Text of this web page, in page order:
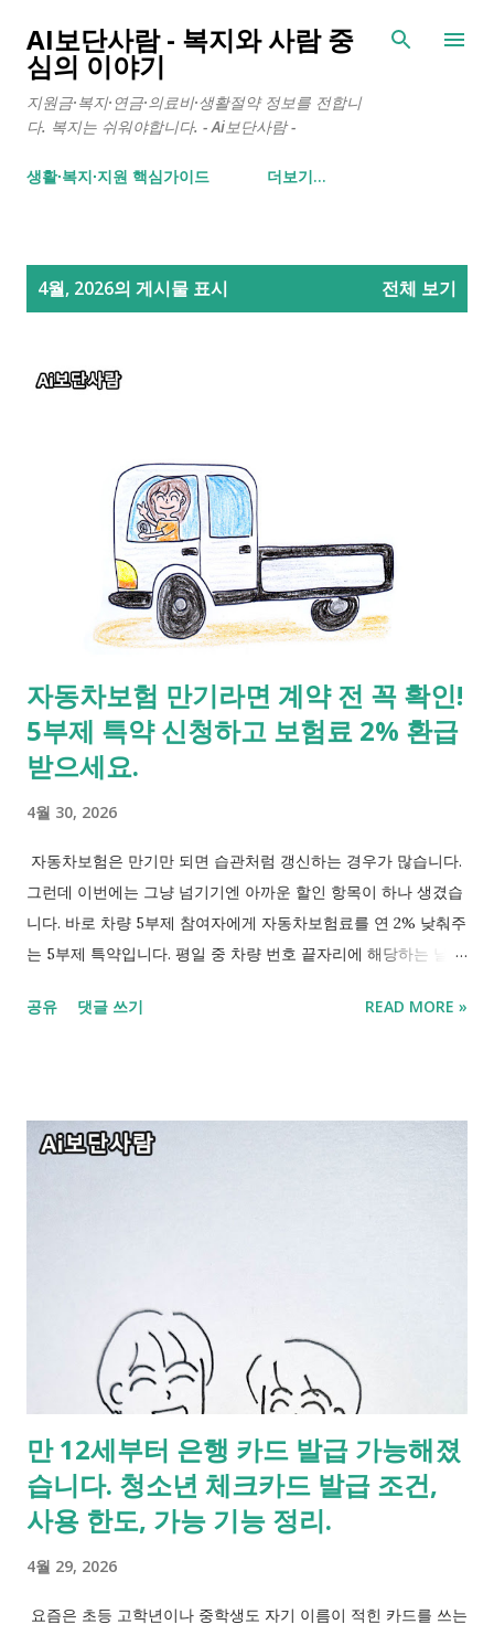
기본 콘텐츠로 건너뛰기
AI보단사람 - 복지와 사람 중
심의 이야기
지원금·복지·연금·의료비·생활절약 정보를 전합니
다. 복지는 쉬워야합니다. - Ai보단사람 -
생활∙복지∙지원 핵심가이드 더보기…
4월, 2026의 게시물 표시 전체 보기
자동차보험 만기라면 계약 전 꼭 확인!
5부제 특약 신청하고 보험료 2% 환급
받으세요.
4월 30, 2026
자동차보험은 만기만 되면 습관처럼 갱신하는 경우가 많습니다.
그런데 이번에는 그냥 넘기기엔 아까운 할인 항목이 하나 생겼습
니다. 바로 차량 5부제 참여자에게 자동차보험료를 연 2% 낮춰주
는 5부제 특약입니다. 평일 중 차량 번호 끝자리에 해당하는 날에
니다. 자동차보험 만기를 앞두고 있다면 이번에는 그냥 갱신하지
특약을 제대로 이용할 수 있도록 정리했습니다. 차량 5부제 특약
줄여 유류비 부담과 에너지 소비를 함께 낮추는 목적이 있습니다.
자동차보험 가입자는 5부제 참여 조건을 지키면 연간 보험료의
2%를 만기 때 돌려받게 됩니다. [자동차보험 5부제 특약] 구분 내
용 특약 이름 자동차보험 5부제 특약 혜택 방식 연 2% 만기 환급
적용 방식 보험 가입 후 특약 별도 신청 환급 시점 자동차보험 만
기 시점 중복 가능 주행거리 특약과 중복 가능 2. 자동차보험 5부
제 특약 신청 대상은 누구인가요? 이번 5부제 특약은 모든 차량
이 대상은 아닙니다. 개인용 자동차보험 가입자 중심으로 적용됩
니다. 출퇴근용, 가정용으로 쓰는 일반 자동차는 대부분 대상에
공유 댓글 쓰기 READ MORE »
만 12세부터 은행 카드 발급 가능해졌
습니다. 청소년 체크카드 발급 조건,
사용 한도, 가능 기능 정리.
4월 29, 2026
요즘은 초등 고학년이나 중학생도 자기 이름이 적힌 카드를 쓰는